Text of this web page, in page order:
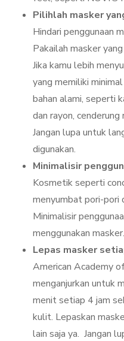
Pilihlah masker
Hindari penggunaan
Pakailah masker
Jika kamu lebih
yang memiliki
bahan alami, seperti
dan rayon,
Jangan lupa untuk
digunakan.
Minimalisir
Kosmetik seperti
menyumbat pori-pori
Minimalisir
menggunakan masker.
Lepas masker
American Academy
menganjurkan untuk
menit setiap 4 jam
kulit. Lepaskan
lain saja ya. Jangan